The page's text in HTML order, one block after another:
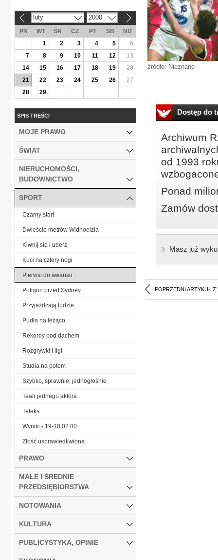
źródło: Nieznane
Dostęp do
Archiwum
od 1993
Ponad
Zamów
Masz już
POPRZEDNI ARTYKUŁ Z
luty 2000
PN WT ŚR CZ PT SB
ND
1
2 3 4 5
6
7
8 9 10 11 12
13
14
15 16 17 18 19
20
21
22 23 24 25 26
27
28
29
SPIS TREŚCI
MOJE PRAWO
ŚWIAT
NIERUCHOMOŚCI,
BUDOWNICTWO
SPORT
Czarny start
Dwieście metrów Widhoelzla
Kiwnij się i uderz
Kuci na cztery nogi
Pierwsi do awansu
Poligon przed Sydney
Przyjeżdżają ludzie
Pudła na leżąco
Rekordy pod dachem
Rozgrywki I ligi
Studia na potem
Szybko, sprawnie, jednogłośnie
Teatr jednego aktora
Teleks
Wyniki - 19-10.02.00
Złość usprawiedliwiona
PRAWO
MAŁE I ŚREDNIE
PRZEDSIĘBIORSTWA
NOTOWANIA
KULTURA
PUBLICYSTYKA, OPINIE